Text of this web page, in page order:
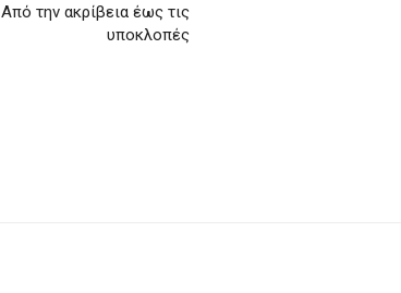
Από την ακρίβεια έως τις
υποκλοπές